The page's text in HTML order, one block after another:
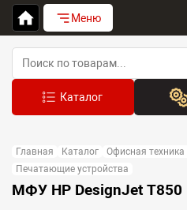
Меню
Главная Каталог
Офисная техника
Печатающие устройства
МФУ HP DesignJet T850